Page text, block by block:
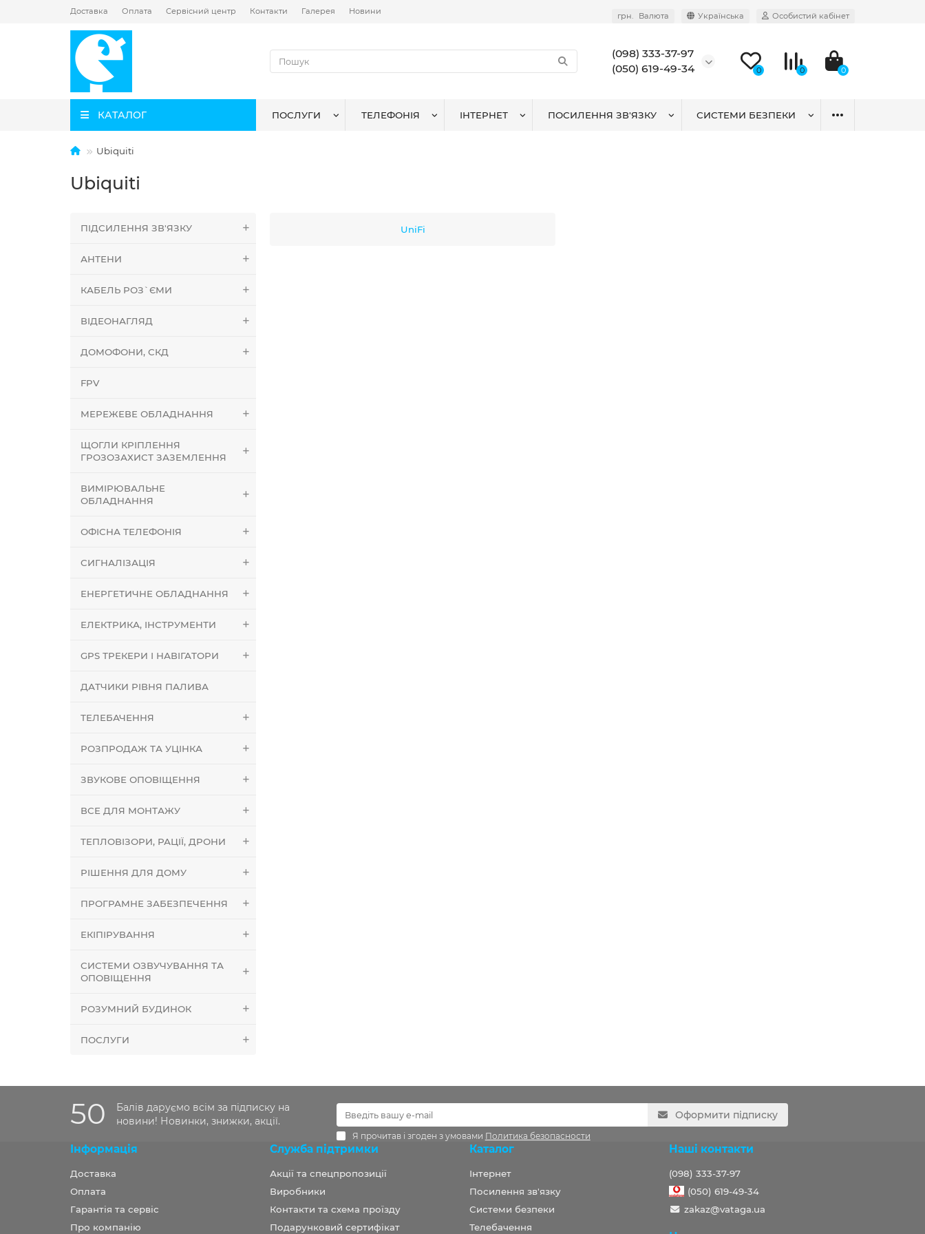
Доставка Оплата Сервісний центр Контакти Галерея Новини грн. Валюта Українська Особистий кабінет
(098) 333-37-97
(050) 619-49-34
0 0 0
КАТАЛОГ ПОСЛУГИ ТЕЛЕФОНІЯ ІНТЕРНЕТ ПОСИЛЕННЯ ЗВ'ЯЗКУ СИСТЕМИ БЕЗПЕКИ
Ubiquiti
Ubiquiti
ПІДСИЛЕННЯ ЗВ'ЯЗКУ
АНТЕНИ
КАБЕЛЬ РОЗ`ЄМИ
ВІДЕОНАГЛЯД
ДОМОФОНИ, СКД
FPV
МЕРЕЖЕВЕ ОБЛАДНАННЯ
ЩОГЛИ КРІПЛЕННЯ
ГРОЗОЗАХИСТ ЗАЗЕМЛЕННЯ
ВИМІРЮВАЛЬНЕ
ОБЛАДНАННЯ
ОФІСНА ТЕЛЕФОНІЯ
СИГНАЛІЗАЦІЯ
ЕНЕРГЕТИЧНЕ ОБЛАДНАННЯ
ЕЛЕКТРИКА, ІНСТРУМЕНТИ
GPS ТРЕКЕРИ І НАВІГАТОРИ
ДАТЧИКИ РІВНЯ ПАЛИВА
ТЕЛЕБАЧЕННЯ
РОЗПРОДАЖ ТА УЦІНКА
ЗВУКОВЕ ОПОВІЩЕННЯ
ВСЕ ДЛЯ МОНТАЖУ
ТЕПЛОВІЗОРИ, РАЦІЇ, ДРОНИ
РІШЕННЯ ДЛЯ ДОМУ
ПРОГРАМНЕ ЗАБЕЗПЕЧЕННЯ
ЕКІПІРУВАННЯ
СИСТЕМИ ОЗВУЧУВАННЯ ТА
ОПОВІЩЕННЯ
РОЗУМНИЙ БУДИНОК
ПОСЛУГИ
UniFi
50
Балів даруємо всім за підписку на
новини! Новинки, знижки, акції.
Оформити підписку
Я прочитав і згоден з умовами Политика безопасности
Інформація
Доставка
Оплата
Гарантія та сервіс
Про компанію
Служба підтримки
Акції та спецпропозиції
Виробники
Контакти та схема проїзду
Подарунковий сертифікат
Каталог
Інтернет
Посилення зв'язку
Системи безпеки
Телебачення
Наші контакти
(098) 333-37-97
(050) 619-49-34
zakaz@vataga.ua